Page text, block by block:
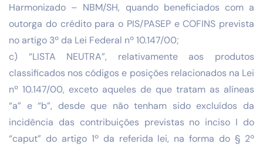
Harmonizado – NBM/SH, quando beneficiados com a
outorga do crédito para o PIS/PASEP e COFINS prevista
no artigo 3º da Lei Federal nº 10.147/00;
c) “LISTA NEUTRA”, relativamente aos produtos
classificados nos códigos e posições relacionados na Lei
nº 10.147/00, exceto aqueles de que tratam as alíneas
“a” e “b”, desde que não tenham sido excluídos da
incidência das contribuições previstas no inciso I do
“caput” do artigo 1º da referida lei, na forma do § 2º